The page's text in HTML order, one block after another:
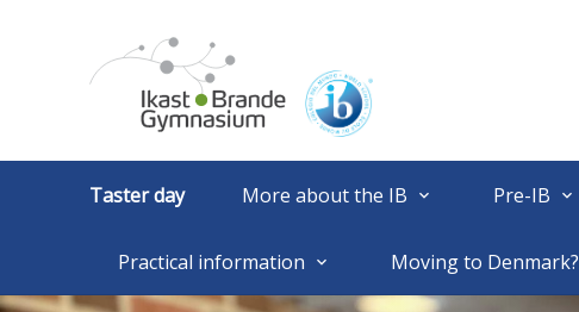
Taster day More about the IB keyboard_arrow_down Pre-IB keyboard_arrow_down
Practical information keyboard_arrow_down Moving to Denmark?